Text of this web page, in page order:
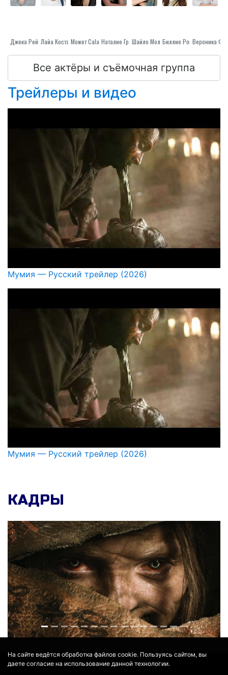
На сайте ведётся обработка файлов cookie. Пользуясь сайтом, вы
даете согласие на использование данной технологии.
Джека РейнораЛайа Коста Может CalamawyНаталие ГрацеШайло МолинаБиллие Рой
Все актёры и съёмочная группа
Трейлеры и видео
Мумия — Русский трейлер (2026)
Мумия — Русский трейлер (2026)
КАДРЫ
© 2017 - 2026 MOVIE